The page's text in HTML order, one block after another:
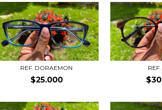
REF. DORAEMON
$25.000